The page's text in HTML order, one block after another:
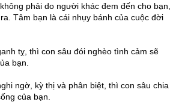
phải do người khác đem đến cho bạn,
Tâm bạn là cái nhụy bánh của cuộc đời
tỵ, thì con sâu đói nghèo tình cảm sẽ
bạn.
ngờ, kỳ thị và phân biệt, thì con sâu chia
của bạn.